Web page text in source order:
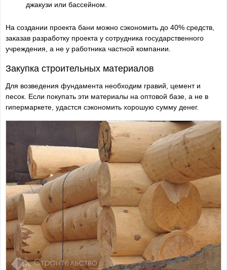
джакузи или бассейном.
На создании проекта бани можно сэкономить до 40% средств,
заказав разработку проекта у сотрудника государственного
учреждения, а не у работника частной компании.
Закупка строительных материалов
Для возведения фундамента необходим гравий, цемент и
песок. Если покупать эти материалы на оптовой базе, а не в
гипермаркете, удастся сэкономить хорошую сумму денег.